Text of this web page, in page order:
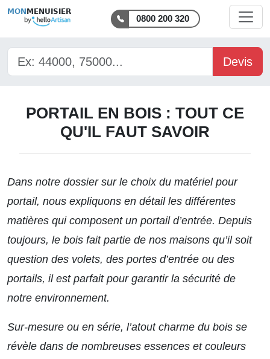
MON MENUISIER
0800 200 320
Devis
PORTAIL EN BOIS : TOUT CE
QU'IL FAUT SAVOIR
Dans notre dossiersur le choix du matériel pour
portail, nous expliquons en détail les différentes
matières qui composent un portail d’entrée. Depuis
toujours, le bois fait partie de nos maisons qu’il soit
question des volets, des portes d’entrée ou des
portails, il est parfait pour garantir la sécurité de
notre environnement.
Sur-mesure ou en série, l’atout charme du bois se
révèle dans de nombreuses essences et couleurs